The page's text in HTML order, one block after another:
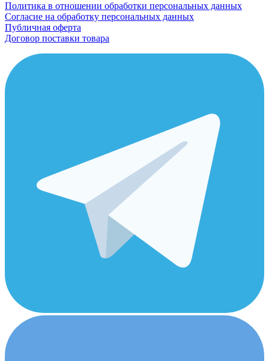
Политика в отношении обработки персональных данных
Согласие на обработку персональных данных
Публичная оферта
Договор поставки товара